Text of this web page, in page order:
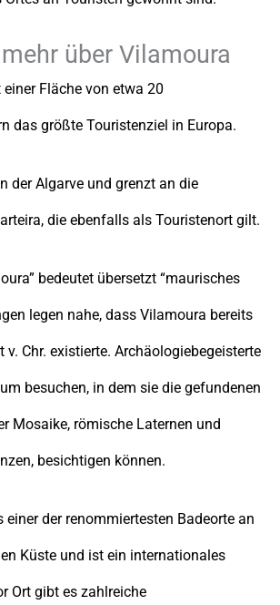
über Vilamoura
Fläche von etwa 20
das größte Touristenziel in Europa.
der Algarve und grenzt an die
die ebenfalls als Touristenort gilt.
bedeutet übersetzt “maurisches
legen nahe, dass Vilamoura bereits
v. Chr. existierte. Archäologiebegeisterte
besuchen, in dem sie die gefundenen
Mosaike, römische Laternen und
besichtigen können.
der renommiertesten Badeorte an
Küste und ist ein internationales
Ort gibt es zahlreiche